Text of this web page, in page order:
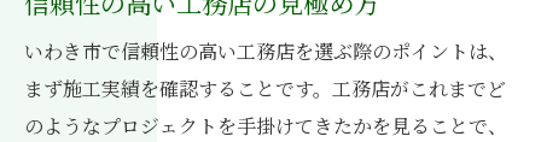
いわき市で信頼性の高い工務店を選ぶ際のポイントは、
まず施工実績を確認することです。工務店がこれまでど
のようなプロジェクトを手掛けてきたかを見ることで、